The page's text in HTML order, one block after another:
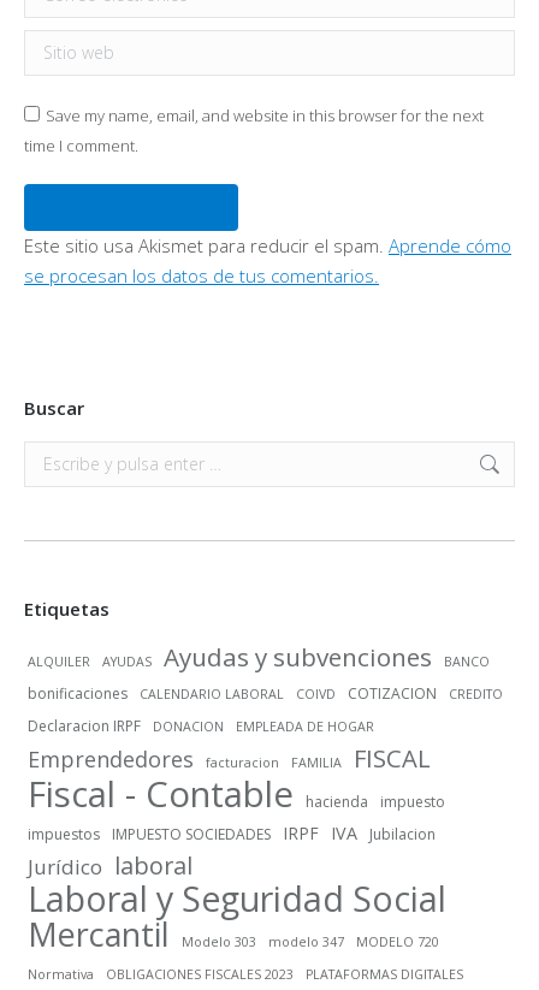
Sitio web
Save my name, email, and website in this browser for the next
time I comment.
Este sitio usa Akismet para reducir el spam. Aprende cómo
se procesan los datos de tus comentarios.
Buscar
Buscar:
Etiquetas
ALQUILER AYUDAS Ayudas y subvenciones BANCO
bonificaciones CALENDARIO LABORAL COIVD COTIZACION CREDITO
Declaracion IRPF DONACION EMPLEADA DE HOGAR
Emprendedores facturacion FAMILIA FISCAL
Fiscal - Contable hacienda
impuesto
impuestos
IMPUESTO SOCIEDADES IRPF IVA Jubilacion
Jurídico laboral
Laboral y Seguridad Social
Mercantil Modelo 303 modelo 347
MODELO 720
Normativa
OBLIGACIONES FISCALES 2023
PLATAFORMAS DIGITALES